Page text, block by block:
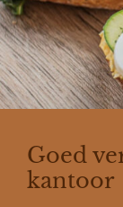
Goed
kantoor